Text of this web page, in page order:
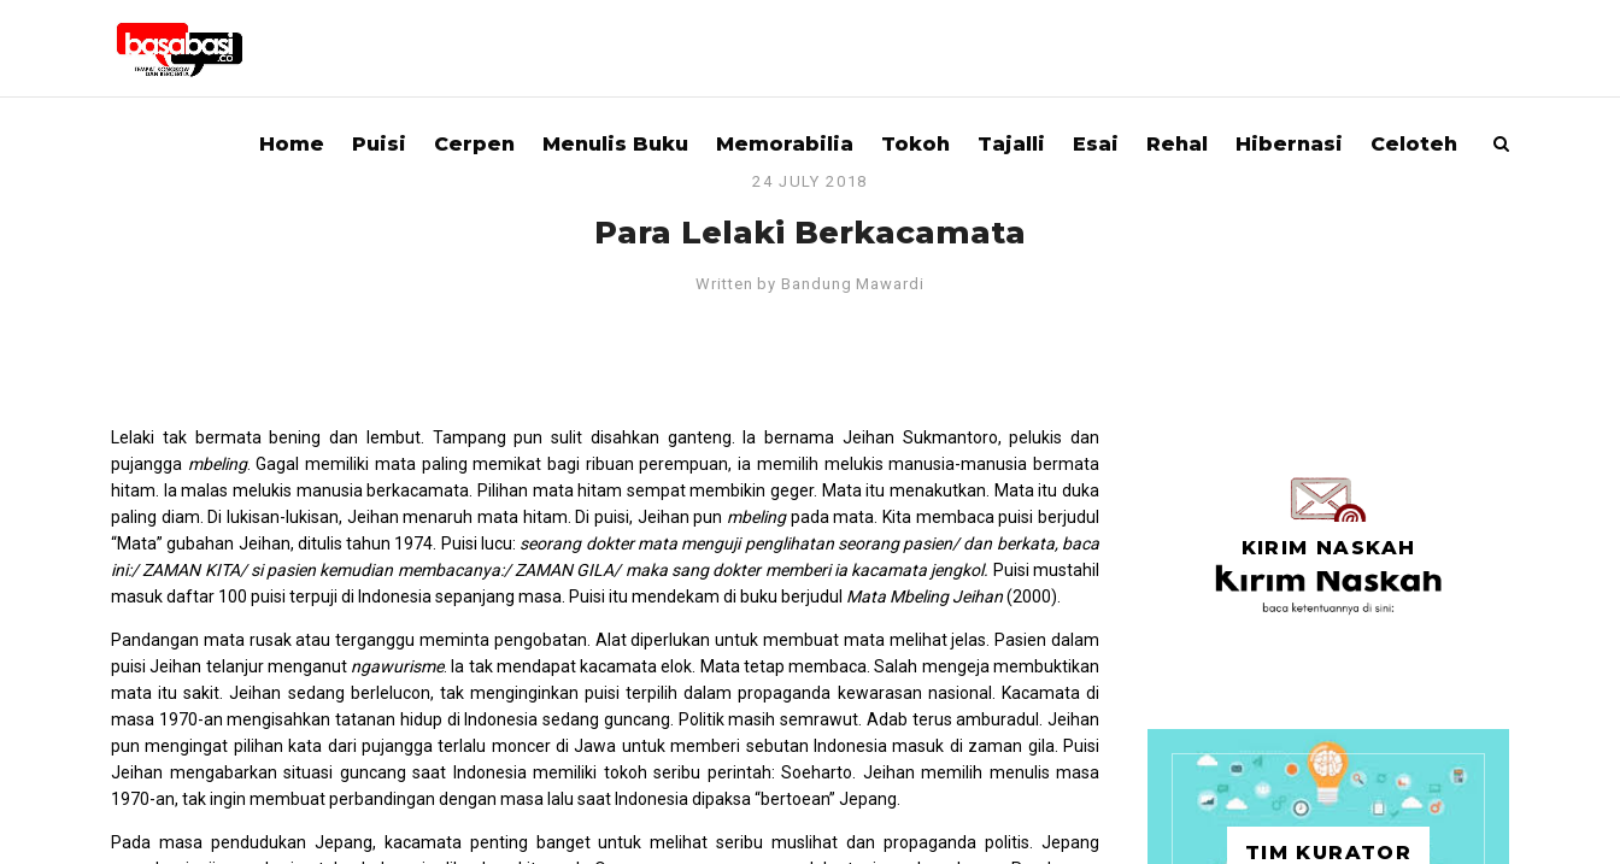
Home Puisi Cerpen Menulis Buku Memorabilia Tokoh Tajalli Esai Rehal Hibernasi Celoteh
24 JULY 2018
Para Lelaki Berkacamata
Written by Bandung Mawardi
Lelaki tak bermata bening dan lembut. Tampang pun sulit disahkan ganteng. Ia bernama Jeihan Sukmantoro, pelukis dan
pujangga mbeling. Gagal memiliki mata paling memikat bagi ribuan perempuan, ia memilih melukis manusia-manusia bermata
hitam. Ia malas melukis manusia berkacamata. Pilihan mata hitam sempat membikin geger. Mata itu menakutkan. Mata itu duka
paling diam. Di lukisan-lukisan, Jeihan menaruh mata hitam. Di puisi, Jeihan pun mbelingpada mata. Kita membaca puisi berjudul
“Mata” gubahan Jeihan, ditulis tahun 1974. Puisi lucu: seorang dokter mata menguji penglihatan seorang pasien/ dan berkata, baca
ini:/ ZAMAN KITA/ si pasien kemudian membacanya:/ ZAMAN GILA/ maka sang dokter memberi ia kacamata jengkol. Puisi mustahil
masuk daftar 100 puisi terpuji di Indonesia sepanjang masa. Puisi itu mendekam di buku berjudul Mata Mbeling Jeihan(2000).
Pandangan mata rusak atau terganggu meminta pengobatan. Alat diperlukan untuk membuat mata melihat jelas. Pasien dalam
puisi Jeihan telanjur menganut ngawurisme. Ia tak mendapat kacamata elok. Mata tetap membaca. Salah mengeja membuktikan
mata itu sakit. Jeihan sedang berlelucon, tak menginginkan puisi terpilih dalam propaganda kewarasan nasional. Kacamata di
masa 1970-an mengisahkan tatanan hidup di Indonesia sedang guncang. Politik masih semrawut. Adab terus amburadul. Jeihan
pun mengingat pilihan kata dari pujangga terlalu moncer di Jawa untuk memberi sebutan Indonesia masuk di zaman gila. Puisi
Jeihan mengabarkan situasi guncang saat Indonesia memiliki tokoh seribu perintah: Soeharto. Jeihan memilih menulis masa
1970-an, tak ingin membuat perbandingan dengan masa lalu saat Indonesia dipaksa “bertoean” Jepang.
Pada masa pendudukan Jepang, kacamata penting banget untuk melihat seribu muslihat dan propaganda politis. Jepang
KIRIM NASKAH
TIM KURATOR